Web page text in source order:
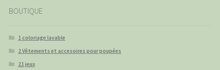
BOUTIQUE
1 coloriage lavable
2 Vêtements et accesoires pour poupées
21 jeux